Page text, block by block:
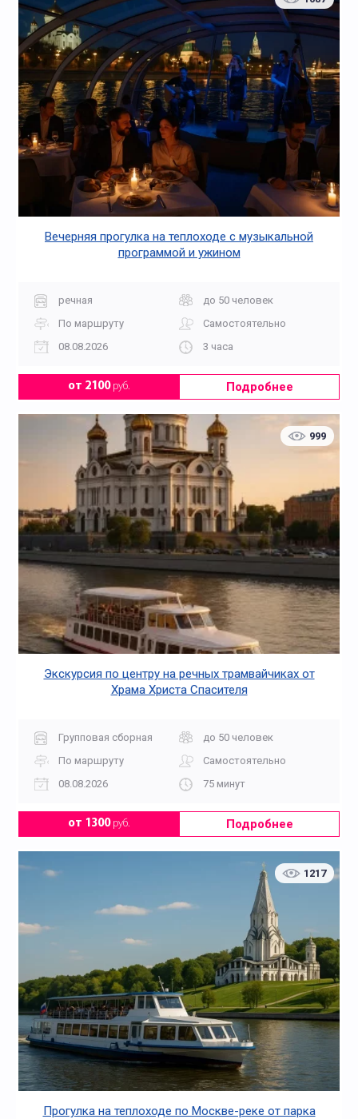
Вечерняя прогулка на теплоходе с музыкальной
программой и ужином
речная
до 50 человек
По маршруту
Самостоятельно
08.08.2026
3 часа
от 2100руб. Подробнее
999
Экскурсия по центру на речных трамвайчиках от
Храма Христа Спасителя
Групповая сборная
до 50 человек
По маршруту
Самостоятельно
08.08.2026
75 минут
от 1300руб. Подробнее
1217
Прогулка на теплоходе по Москве-реке от парка